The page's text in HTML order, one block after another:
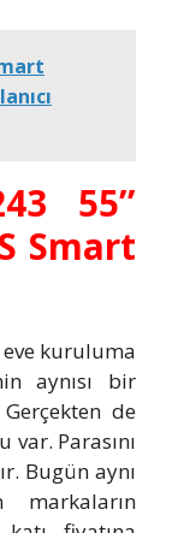
55’’
Smart
eve kuruluma
aynısı bir
de
var. Parasını
Bugün aynı